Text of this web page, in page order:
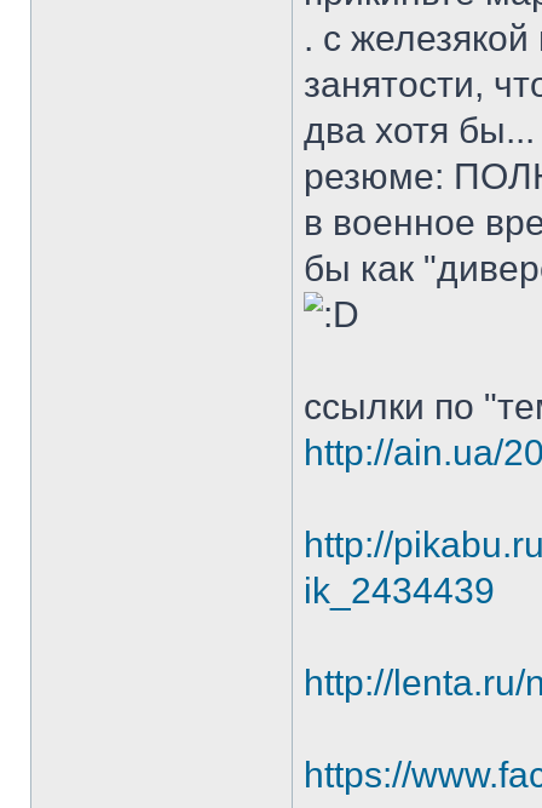
. с железякой
занятости,
два хотя бы...
резюме:
в военное
бы как
ссылки по
http://ain.ua/
http://
ik_2434439
http://lenta.ru/
https://